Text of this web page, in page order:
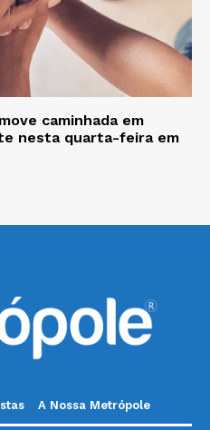
caminhada em
nesta quarta-feira em
A Nossa Metrópole